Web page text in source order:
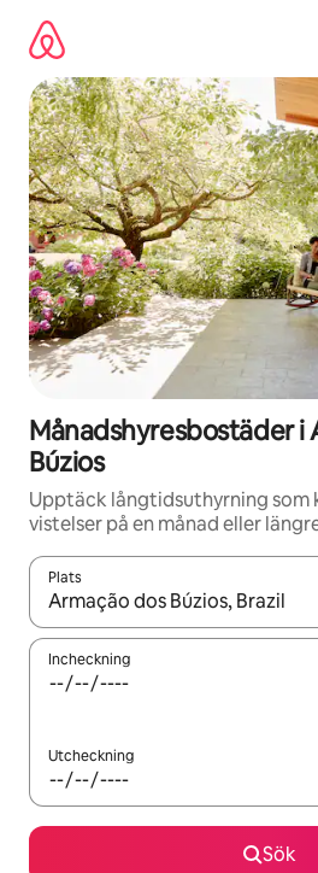
innehåll
Månadshyresbostäder i
Búzios
Upptäck långtidsuthyrning som
vistelser på en månad eller
Plats
När resultaten är tillgängliga kan
Incheckning
Utcheckning
Sök